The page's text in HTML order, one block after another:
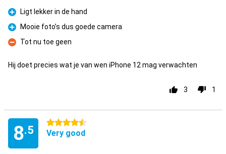
Pro
Ligt lekker in de hand
Pro
Mooie foto’s dus goede camera
Con
Tot nu toe geen
Hij doet precies wat je van wen iPhone 12 mag verwachten
3 1
8.5
4.5 stars
Very good